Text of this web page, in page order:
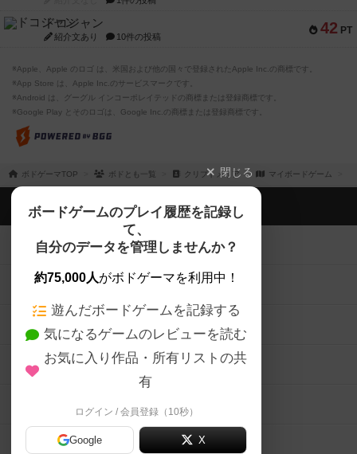
42 PT
ドコジャン
紹介文あり 10件の投稿
※Apple、Apple のロゴ は、米国および他の国々で登録されたApple Inc.の商標です。
※App Store は、Apple Inc.のサービスマークです。
※Android は、グーグル インコーポレイテッドの商標または登録商標です。
※Google Play とそのロゴは、Google Inc.の商標または登録商標です。
ボドゲーマTOP ボドとも一覧 クリプトメリア マイボードゲーム
閉じる
ボードゲームのプレイ履歴を記録し
て、
自分のデータを管理しませんか？
約75,000人がボドゲーマを利用中！
遊んだボードゲームを記録する
気になるゲームのレビューを読む
お気に入り作品・所有リストの共
有
ログイン / 会員登録（10秒）
Google X
ボドゲーマTOP
ボードゲームを検索する
ボードゲームの新着レビュー
ボードゲーム会情報
メカニクス特集
掲示板・トピックス
ボドとも・会員一覧